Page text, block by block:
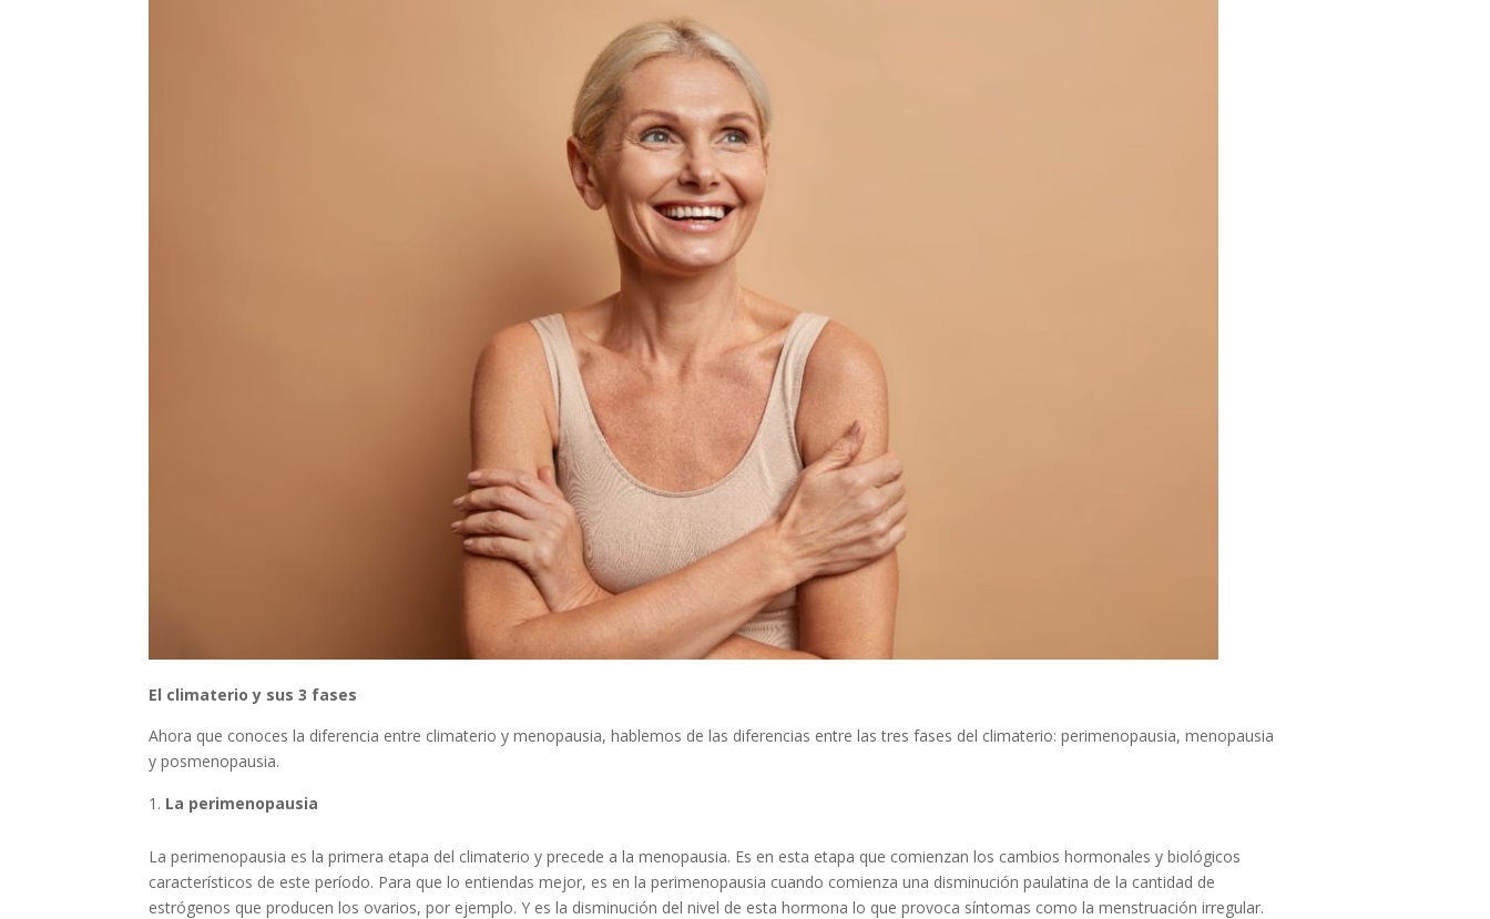
El climaterio y sus 3 fases
Ahora que conoces la diferencia entre climaterio y menopausia, hablemos de las diferencias entre las tres fases del climaterio: perimenopausia, menopausia
y posmenopausia.
La perimenopausia
La perimenopausia es la primera etapa del climaterio y precede a la menopausia. Es en esta etapa que comienzan los cambios hormonales y biológicos
característicos de este período. Para que lo entiendas mejor, es en la perimenopausia cuando comienza una disminución paulatina de la cantidad de
estrógenos que producen los ovarios, por ejemplo. Y es la disminución del nivel de esta hormona lo que provoca síntomas como la menstruación irregular.